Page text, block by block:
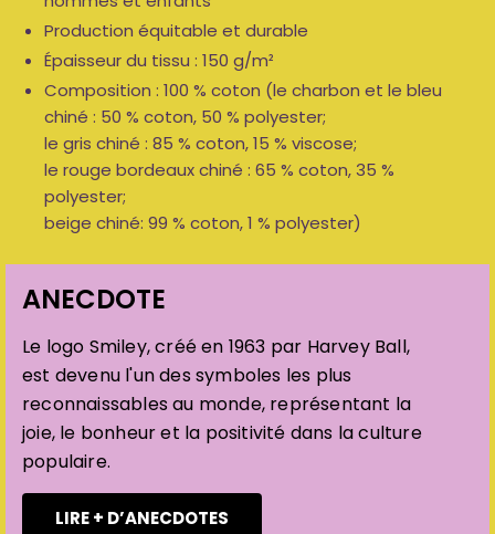
Production équitable et durable
Épaisseur du tissu : 150 g/m²
Composition : 100 % coton (le charbon et le bleu
chiné : 50 % coton, 50 % polyester;
le gris chiné : 85 % coton, 15 % viscose;
le rouge bordeaux chiné : 65 % coton, 35 %
polyester;
beige chiné: 99 % coton, 1 % polyester)
ANECDOTE
Le logo Smiley, créé en 1963 par Harvey Ball,
est devenu l'un des symboles les plus
reconnaissables au monde, représentant la
joie, le bonheur et la positivité dans la culture
populaire.
LIRE + D’ANECDOTES